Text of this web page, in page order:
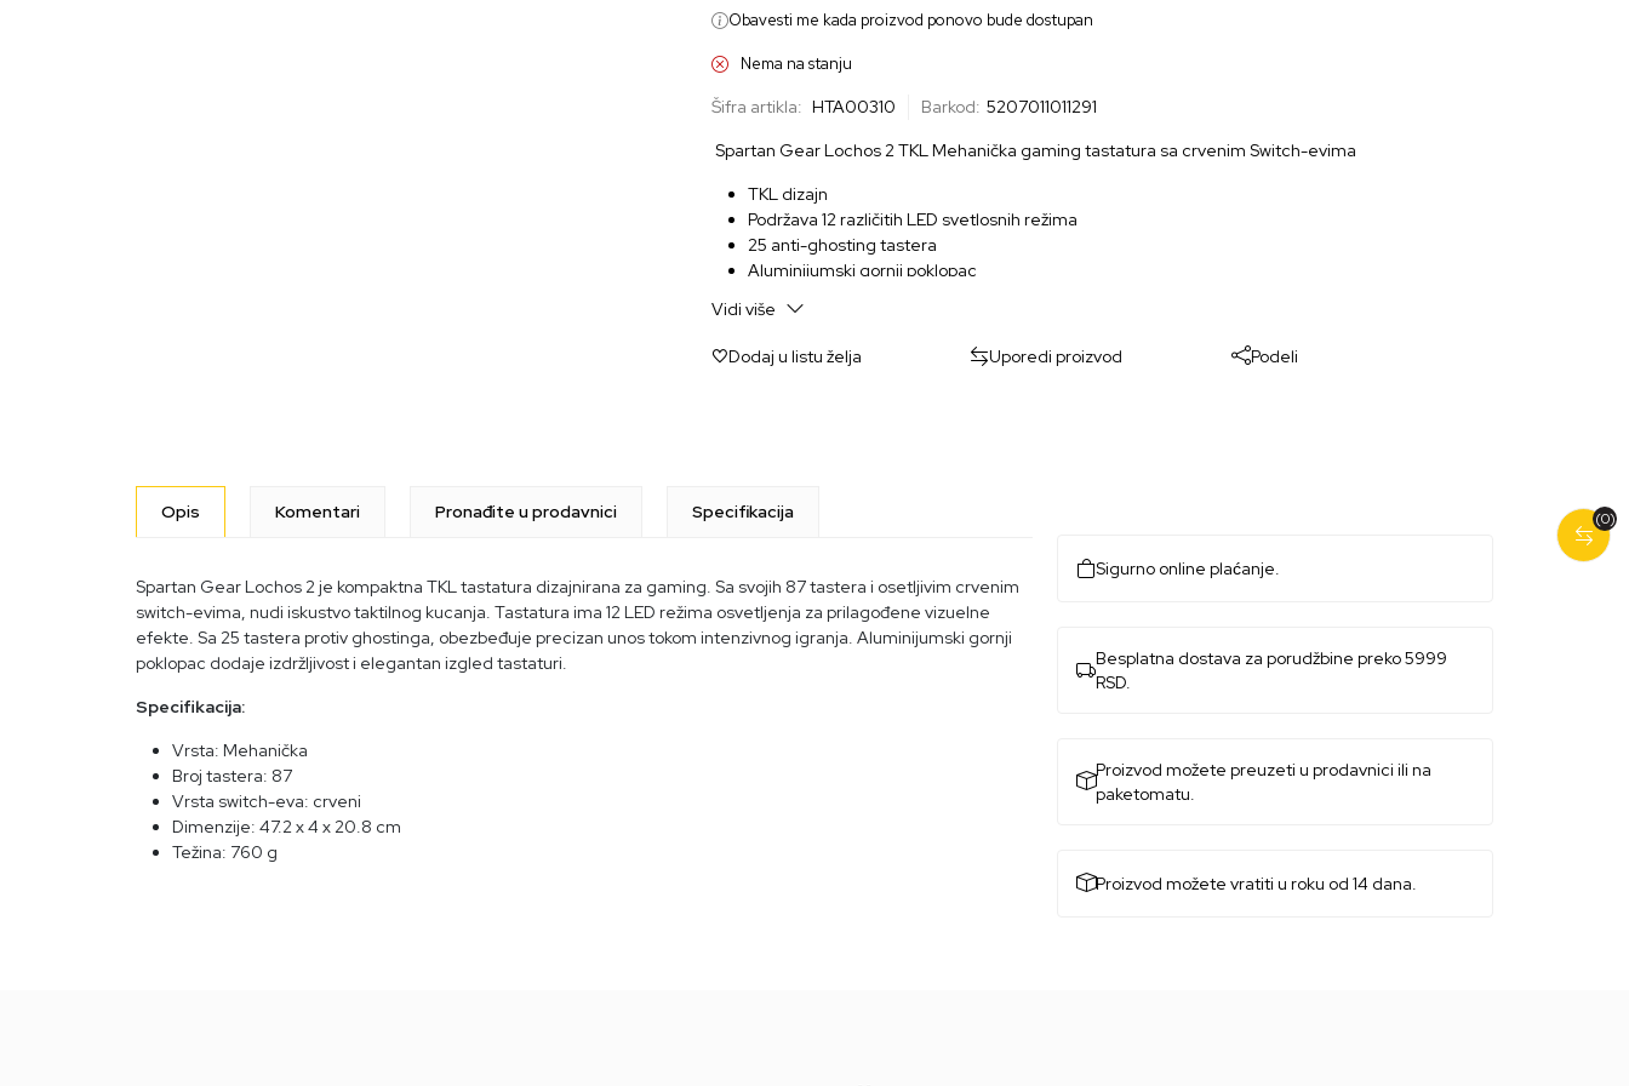
Obavesti me kada proizvod ponovo bude dostupan
Nema na stanju
Šifra artikla: HTA00310 Barkod: 5207011011291
Spartan Gear Lochos 2 TKL Mehanička gaming tastatura sa crvenim Switch-evima
TKL dizajn
Podržava 12 različitih LED svetlosnih režima
25 anti-ghosting tastera
Aluminijumski gornji poklopac
Vidi više
Dodaj u listu želja Uporedi proizvod Podeli
(0)
Opis Komentari Pronađite u prodavnici Specifikacija
Spartan Gear Lochos 2 je kompaktna TKL tastatura dizajnirana za gaming. Sa svojih 87 tastera i osetljivim crvenim
switch-evima, nudi iskustvo taktilnog kucanja. Tastatura ima 12 LED režima osvetljenja za prilagođene vizuelne
efekte. Sa 25 tastera protiv ghostinga, obezbeđuje precizan unos tokom intenzivnog igranja. Aluminijumski gornji
poklopac dodaje izdržljivost i elegantan izgled tastaturi.
Specifikacija:
Vrsta: Mehanička
Broj tastera: 87
Vrsta switch-eva: crveni
Dimenzije: 47.2 x 4 x 20.8 cm
Težina: 760 g
Sigurno online plaćanje.
Besplatna dostava za porudžbine preko 5999
RSD.
Proizvod možete preuzeti u prodavnici ili na
paketomatu.
Proizvod možete vratiti u roku od 14 dana.